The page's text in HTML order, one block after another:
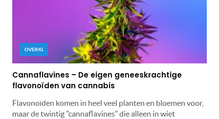
OVERIG
Cannaflavines – De eigen geneeskrachtige
flavonoïden van cannabis
Flavonoïden komen in heel veel planten en bloemen voor,
maar de twintig "cannaflavines" die alleen in wiet